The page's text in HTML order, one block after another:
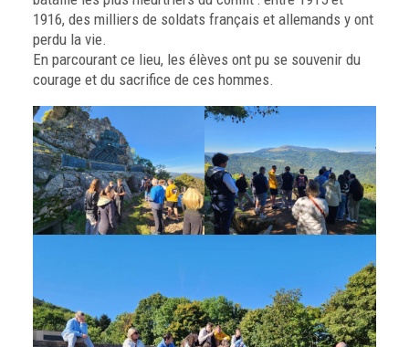
1916, des milliers de soldats français et allemands y ont
perdu la vie.
En parcourant ce lieu, les élèves ont pu se souvenir du
courage et du sacrifice de ces hommes.